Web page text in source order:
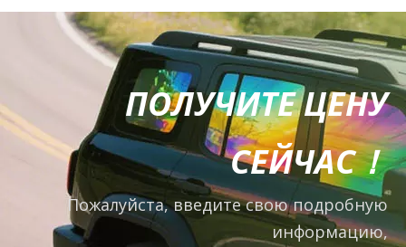
ПОЛУЧИТЕ ЦЕНУ
СЕЙЧАС！
Пожалуйста, введите свою подробную
информацию,